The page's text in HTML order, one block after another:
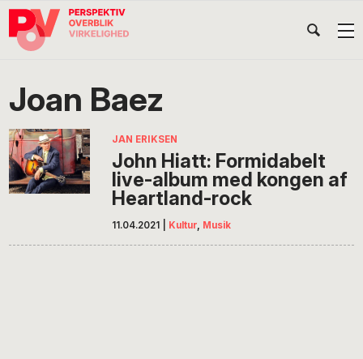
Gå
direkte
navigation
Skip
indhold
Gå
direkte
International
Joan Baez
JAN ERIKSEN
John Hiatt: Formidabelt
live-album med kongen af
Heartland-rock
11.04.2021 Kultur, Musik